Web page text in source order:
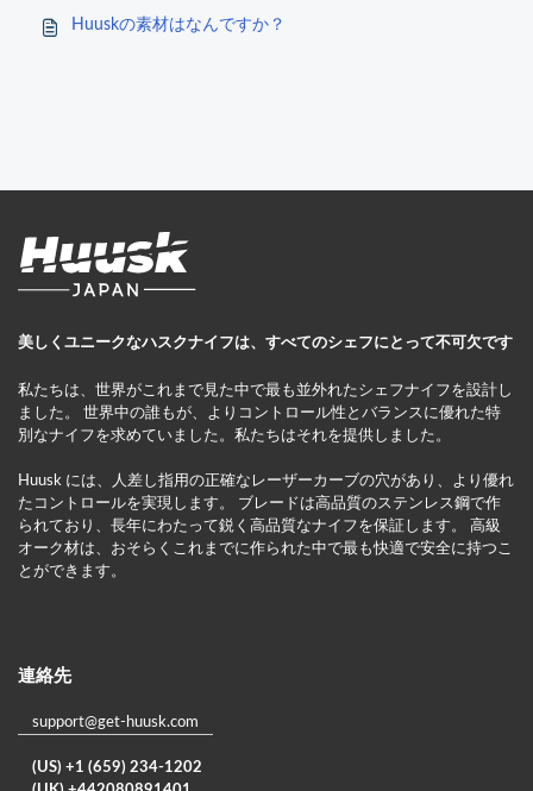
Huuskの素材はなんですか？
美しくユニークなハスクナイフは、すべてのシェフにとって不可欠です
私たちは、世界がこれまで見た中で最も並外れたシェフナイフを設計し
ました。 世界中の誰もが、よりコントロール性とバランスに優れた特
別なナイフを求めていました。私たちはそれを提供しました。
Huusk には、人差し指用の正確なレーザーカーブの穴があり、より優れ
たコントロールを実現します。 ブレードは高品質のステンレス鋼で作
られており、長年にわたって鋭く高品質なナイフを保証します。 高級
オーク材は、おそらくこれまでに作られた中で最も快適で安全に持つこ
とができます。
連絡先
support@get-huusk.com
(US) +1 (659) 234-1202